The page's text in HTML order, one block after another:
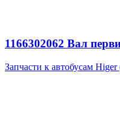
1166302062 Вал
Запчасти к автобусам